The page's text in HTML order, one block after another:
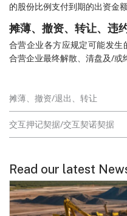
的股份比例支付到期的出资金
摊薄、撤资、转让、违
合营企业各方应规定可能发生
合营企业最终解散、清盘及/或
摊薄、撤资/退出、转让
交互押记契据/交互契诺契据
Read our latest